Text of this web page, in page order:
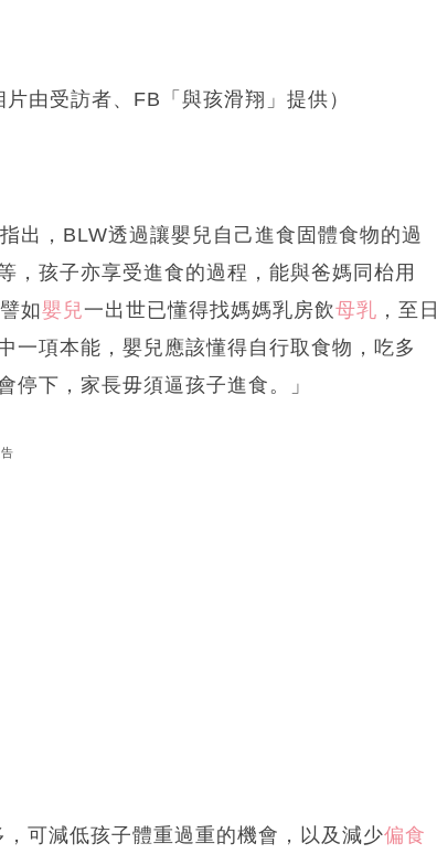
由受訪者、FB「與孩滑翔」提供）
出，BLW透過讓嬰兒自己進食固體食物的過
，孩子亦享受進食的過程，能與爸媽同枱用
如嬰兒一出世已懂得找媽媽乳房飲母乳 ，至日
一項本能，嬰兒應該懂得自行取食物，吃多
停下，家長毋須逼孩子進食。」
可減低孩子體重過重的機會，以及減少偏食